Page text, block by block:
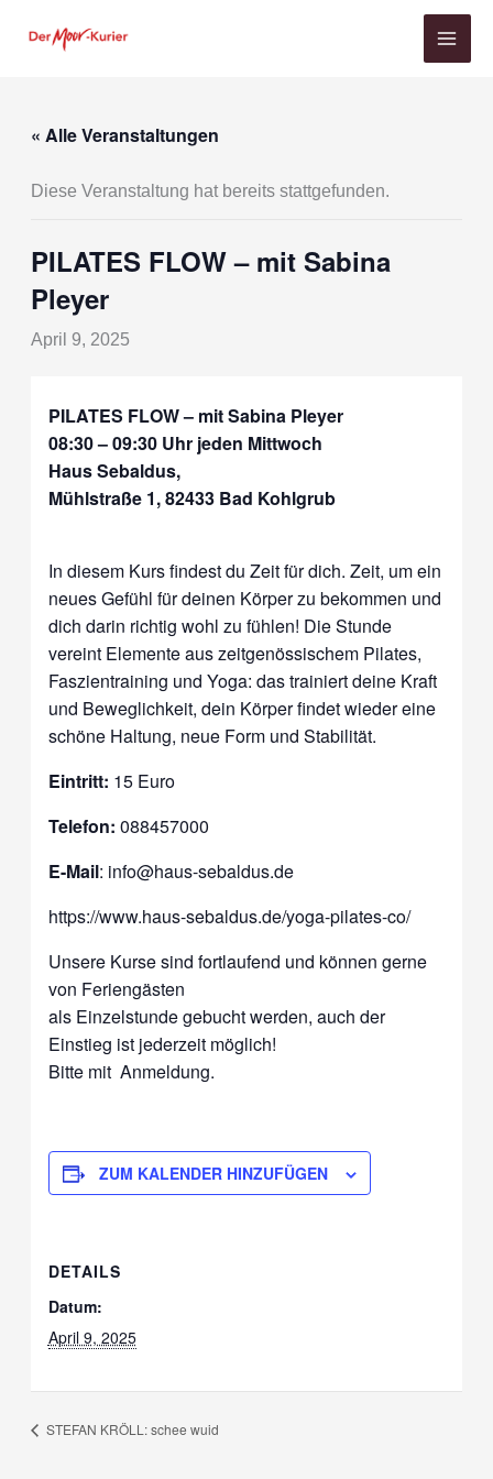
Inhalt
« Alle Veranstaltungen
Diese Veranstaltung hat bereits stattgefunden.
PILATES FLOW – mit Sabina
Pleyer
April 9, 2025
PILATES FLOW – mit Sabina Pleyer
08:30 – 09:30 Uhr jeden Mittwoch
Haus Sebaldus,
Mühlstraße 1, 82433 Bad Kohlgrub
In diesem Kurs findest du Zeit für dich. Zeit, um ein
neues Gefühl für deinen Körper zu bekommen und
dich darin richtig wohl zu fühlen! Die Stunde
vereint Elemente aus zeitgenössischem Pilates,
Faszientraining und Yoga: das trainiert deine Kraft
und Beweglichkeit, dein Körper findet wieder eine
schöne Haltung, neue Form und Stabilität.
Eintritt: 15 Euro
Telefon: 088457000
E-Mail: info@haus-sebaldus.de
https://www.haus-sebaldus.de/yoga-pilates-co/
Unsere Kurse sind fortlaufend und können gerne
von Feriengästen
als Einzelstunde gebucht werden, auch der
Einstieg ist jederzeit möglich!
Bitte mit Anmeldung.
ZUM KALENDER HINZUFÜGEN
DETAILS
Datum:
April 9, 2025
STEFAN KRÖLL: schee wuid